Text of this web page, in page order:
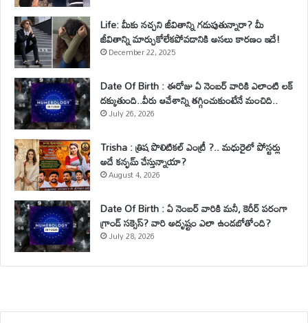
Life: మీకు నచ్చని జీవితాన్ని గడుపుతున్నారా? మీ
జీవితాన్ని మార్చుకోలేకపోవడానికి అసలు కారణం ఇదే!
December 22, 2025
Date Of Birth : ఈరోజు ఏ నెంబర్ వారికి ఎలాంటి లక్
దక్కుతుంది..వీరు ఆవేశాన్ని తగ్గించుకుంటేనే మంచిది..
July 26, 2026
Trisha : త్రిష పొలిటికల్ ఎంట్రీ ?.. మధురైలో పోస్టర్లు
అదే కన్ఫమ్ చేస్తున్నాయా?
August 4, 2026
Date Of Birth : ఏ నెంబర్ వారికి మనీ, కెరీర్ పరంగా
గ్రాండ్ సక్సెస్? వారి అదృష్టం ఎలా ఉండబోతోంది?
July 28, 2026